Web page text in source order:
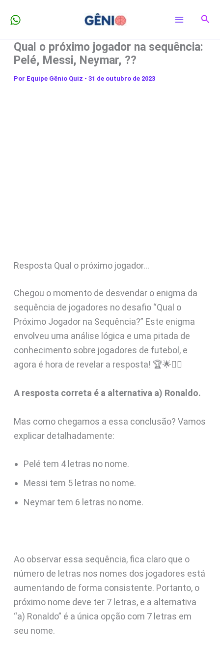
para
conteúdo
Qual o próximo jogador na sequência:
Pelé, Messi, Neymar, ??
Por Equipe Gênio Quiz • 31 de outubro de 2023
Resposta Qual o próximo jogador…
Chegou o momento de desvendar o enigma da
sequência de jogadores no desafio “Qual o
Próximo Jogador na Sequência?” Este enigma
envolveu uma análise lógica e uma pitada de
conhecimento sobre jogadores de futebol, e
agora é hora de revelar a resposta! 🏆🌟🤷‍♂️
A resposta correta é a alternativa a) Ronaldo.
Mas como chegamos a essa conclusão? Vamos
explicar detalhadamente:
Pelé tem 4 letras no nome.
Messi tem 5 letras no nome.
Neymar tem 6 letras no nome.
Ao observar essa sequência, fica claro que o
número de letras nos nomes dos jogadores está
aumentando de forma consistente. Portanto, o
próximo nome deve ter 7 letras, e a alternativa
“a) Ronaldo” é a única opção com 7 letras em
seu nome.